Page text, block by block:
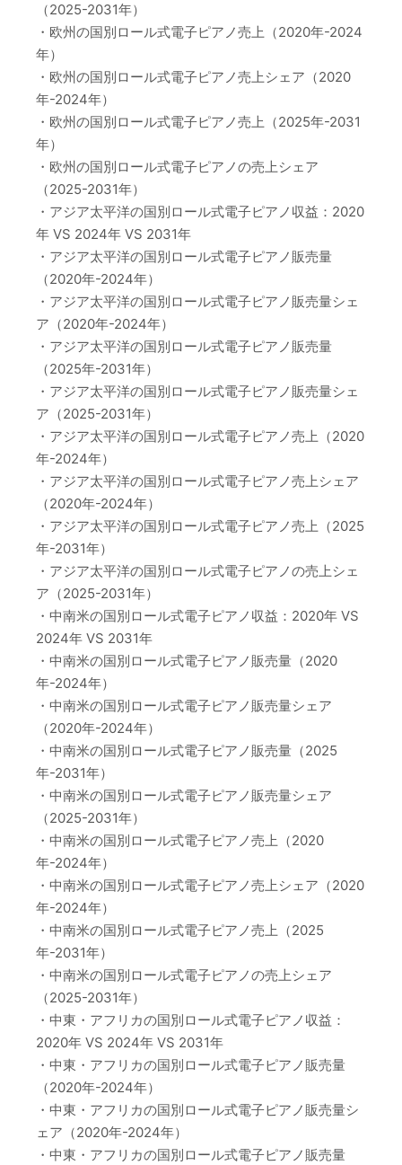
（2025-2031年）
・欧州の国別ロール式電子ピアノ売上（2020年-2024
年）
・欧州の国別ロール式電子ピアノ売上シェア（2020
年-2024年）
・欧州の国別ロール式電子ピアノ売上（2025年-2031
年）
・欧州の国別ロール式電子ピアノの売上シェア
（2025-2031年）
・アジア太平洋の国別ロール式電子ピアノ収益：2020
年 VS 2024年 VS 2031年
・アジア太平洋の国別ロール式電子ピアノ販売量
（2020年-2024年）
・アジア太平洋の国別ロール式電子ピアノ販売量シェ
ア（2020年-2024年）
・アジア太平洋の国別ロール式電子ピアノ販売量
（2025年-2031年）
・アジア太平洋の国別ロール式電子ピアノ販売量シェ
ア（2025-2031年）
・アジア太平洋の国別ロール式電子ピアノ売上（2020
年-2024年）
・アジア太平洋の国別ロール式電子ピアノ売上シェア
（2020年-2024年）
・アジア太平洋の国別ロール式電子ピアノ売上（2025
年-2031年）
・アジア太平洋の国別ロール式電子ピアノの売上シェ
ア（2025-2031年）
・中南米の国別ロール式電子ピアノ収益：2020年 VS
2024年 VS 2031年
・中南米の国別ロール式電子ピアノ販売量（2020
年-2024年）
・中南米の国別ロール式電子ピアノ販売量シェア
（2020年-2024年）
・中南米の国別ロール式電子ピアノ販売量（2025
年-2031年）
・中南米の国別ロール式電子ピアノ販売量シェア
（2025-2031年）
・中南米の国別ロール式電子ピアノ売上（2020
年-2024年）
・中南米の国別ロール式電子ピアノ売上シェア（2020
年-2024年）
・中南米の国別ロール式電子ピアノ売上（2025
年-2031年）
・中南米の国別ロール式電子ピアノの売上シェア
（2025-2031年）
・中東・アフリカの国別ロール式電子ピアノ収益：
2020年 VS 2024年 VS 2031年
・中東・アフリカの国別ロール式電子ピアノ販売量
（2020年-2024年）
・中東・アフリカの国別ロール式電子ピアノ販売量シ
ェア（2020年-2024年）
・中東・アフリカの国別ロール式電子ピアノ販売量